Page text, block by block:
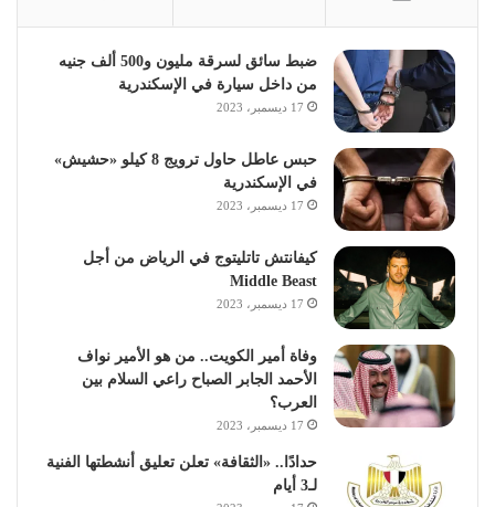
ضبط سائق لسرقة مليون و500 ألف جنيه
من داخل سيارة في الإسكندرية
17 ديسمبر، 2023
حبس عاطل حاول ترويج 8 كيلو «حشيش»
في الإسكندرية
17 ديسمبر، 2023
كيفانتش تاتليتوج في الرياض من أجل
Middle Beast
17 ديسمبر، 2023
وفاة أمير الكويت.. من هو الأمير نواف
الأحمد الجابر الصباح راعي السلام بين
العرب؟
17 ديسمبر، 2023
حدادًا.. «الثقافة» تعلن تعليق أنشطتها الفنية
لـ3 أيام